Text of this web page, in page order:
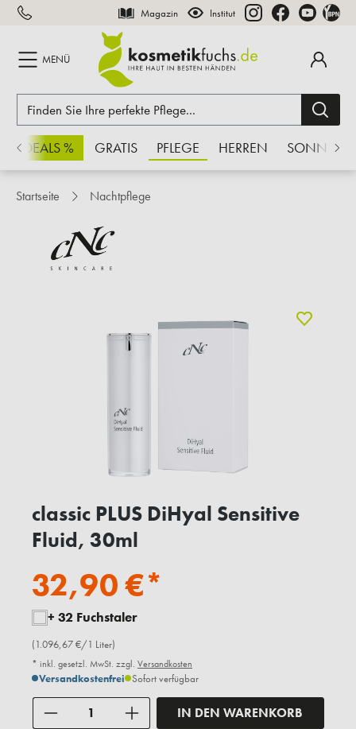
springen Magazin Institut
MENÜ
% GRATIS PFLEGE HERREN SONNE
Startseite Nachtpflege
classic PLUS DiHyal Sensitive
Fluid, 30ml
32,90 €*
+ 32 Fuchstaler
(1.096,67 €/1 Liter)
* inkl. gesetzl. MwSt. zzgl. Versandkosten
Versandkostenfrei Sofort verfügbar
IN DEN WARENKORB